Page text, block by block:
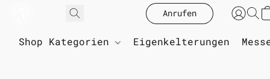
Anrufen
Shop Kategorien Eigenkelterungen